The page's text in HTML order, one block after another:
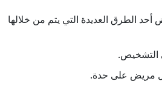
الطرق العديدة التي يتم من خلالها
التشخيص.
مريض على حدة.